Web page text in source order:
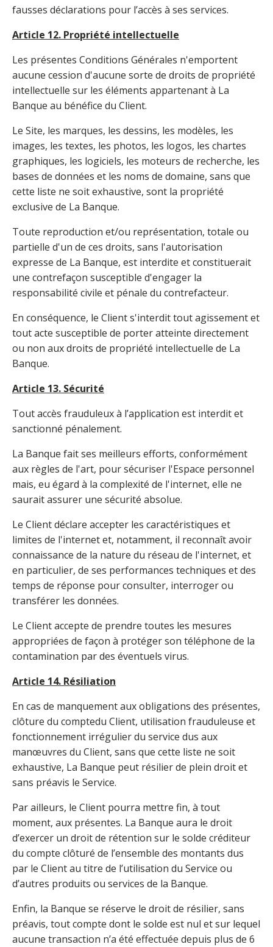
fausses déclarations pour l’accès à ses services.
Article 12. Propriété intellectuelle
Les présentes Conditions Générales n'emportent
aucune cession d'aucune sorte de droits de propriété
intellectuelle sur les éléments appartenant à La
Banque au bénéfice du Client.
Le Site, les marques, les dessins, les modèles, les
images, les textes, les photos, les logos, les chartes
graphiques, les logiciels, les moteurs de recherche, les
bases de données et les noms de domaine, sans que
cette liste ne soit exhaustive, sont la propriété
exclusive de La Banque.
Toute reproduction et/ou représentation, totale ou
partielle d'un de ces droits, sans l'autorisation
expresse de La Banque, est interdite et constituerait
une contrefaçon susceptible d'engager la
responsabilité civile et pénale du contrefacteur.
En conséquence, le Client s'interdit tout agissement et
tout acte susceptible de porter atteinte directement
ou non aux droits de propriété intellectuelle de La
Banque.
Article 13. Sécurité
Tout accès frauduleux à l’application est interdit et
sanctionné pénalement.
La Banque fait ses meilleurs efforts, conformément
aux règles de l'art, pour sécuriser l'Espace personnel
mais, eu égard à la complexité de l'internet, elle ne
saurait assurer une sécurité absolue.
Le Client déclare accepter les caractéristiques et
limites de l'internet et, notamment, il reconnaît avoir
connaissance de la nature du réseau de l'internet, et
en particulier, de ses performances techniques et des
temps de réponse pour consulter, interroger ou
transférer les données.
Le Client accepte de prendre toutes les mesures
appropriées de façon à protéger son téléphone de la
contamination par des éventuels virus.
Article 14. Résiliation
En cas de manquement aux obligations des présentes,
clôture du comptedu Client, utilisation frauduleuse et
fonctionnement irrégulier du service dus aux
manœuvres du Client, sans que cette liste ne soit
exhaustive, La Banque peut résilier de plein droit et
sans préavis le Service.
Par ailleurs, le Client pourra mettre fin, à tout
moment, aux présentes. La Banque aura le droit
d’exercer un droit de rétention sur le solde créditeur
du compte clôturé de l’ensemble des montants dus
par le Client au titre de l’utilisation du Service ou
d’autres produits ou services de la Banque.
Enfin, la Banque se réserve le droit de résilier, sans
préavis, tout compte dont le solde est nul et sur lequel
aucune transaction n’a été effectuée depuis plus de 6